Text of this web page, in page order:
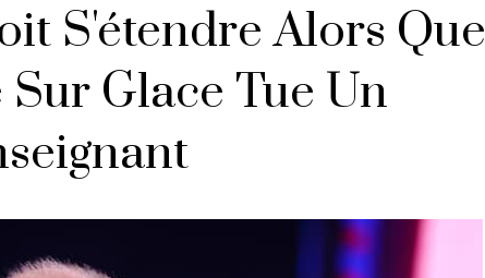
S'étendre Alors Que
Glace Tue Un